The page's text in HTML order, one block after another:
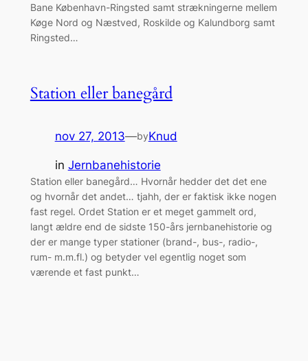
Bane København-Ringsted samt strækningerne mellem
Køge Nord og Næstved, Roskilde og Kalundborg samt
Ringsted…
Station eller banegård
nov 27, 2013—byKnud
in Jernbanehistorie
Station eller banegård… Hvornår hedder det det ene
og hvornår det andet… tjahh, der er faktisk ikke nogen
fast regel. Ordet Station er et meget gammelt ord,
langt ældre end de sidste 150-års jernbanehistorie og
der er mange typer stationer (brand-, bus-, radio-,
rum- m.m.fl.) og betyder vel egentlig noget som
værende et fast punkt…